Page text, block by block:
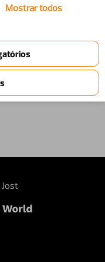
Mostrar todos